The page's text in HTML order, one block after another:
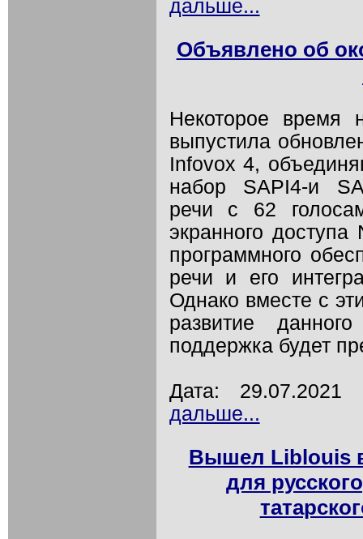
дальше...
Объявлено об
Некоторое время
выпустила
Infovox 4,
набор SAPI4-и
речи с 62
экранного
программного
речи и его
Однако вместе с
развитие
поддержка будет
Дата:
дальше...
Вышел Liblouis
для